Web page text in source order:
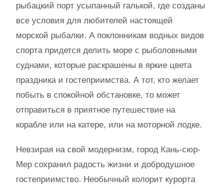
рыбацкий порт усыпанный галькой, где созданы
все условия для любителей настоящей
морской рыбалки. А поклонникам водных видов
спорта придется делить море с рыболовными
суднами, которые раскрашены в яркие цвета
праздника и гостеприимства. А тот, кто желает
побыть в спокойной обстановке, то может
отправиться в приятное путешествие на
корабле или на катере, или на моторной лодке.
Невзирая на свой модернизм, город Кань-сюр-
Мер сохранил радость жизни и добродушное
гостеприимство. Необычный колорит курорта